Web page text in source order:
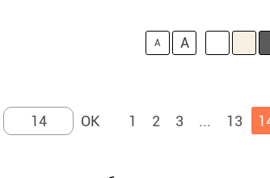
A A
1 2 3 ... 13